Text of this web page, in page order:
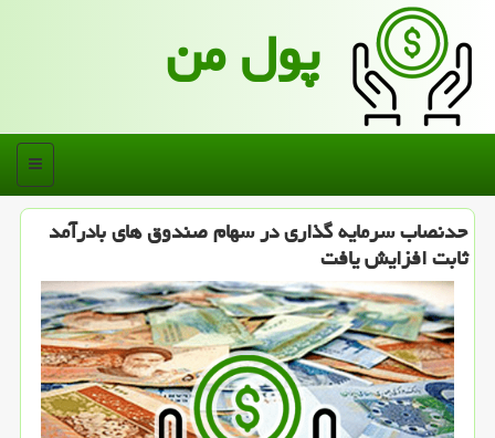
پول من
منو
حدنصاب سرمایه گذاری در سهام صندوق های بادرآمد
ثابت افزایش یافت